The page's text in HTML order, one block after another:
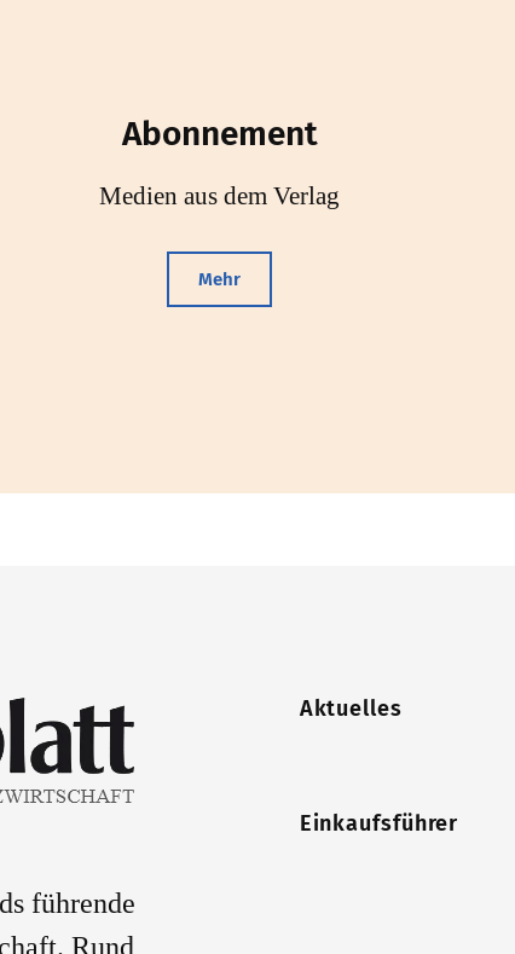
Abonnement
Medien aus dem Verlag
Mehr
führende
Rund
Aktuelles
Einkaufsführer